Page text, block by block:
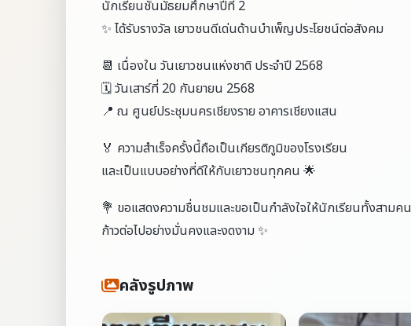
นักเรียนชั้นมัธยมศึกษาปีที่ 2
✨ ได้รับรางวัล เยาวชนดีเด่นด้านบำเพ็ญประโยชน์ต่อสังคม
📆 เนื่องใน วันเยาวชนแห่งชาติ ประจำปี 2568
🗓 วันเสาร์ที่ 20 กันยายน 2568
📍 ณ ศูนย์ประชุมนครเชียงราย อาคารเชียงแสน
🏅 ความสำเร็จครั้งนี้ถือเป็นเกียรติภูมิของโรงเรียน
และเป็นแบบอย่างที่ดีให้กับเยาวชนทุกคน 🌟
💐 ขอแสดงความชื่นชมและขอเป็นกำลังใจให้นักเรียนทั้งสามคน
ก้าวต่อไปอย่างมั่นคงและงดงาม ✨
คลังรูปภาพ